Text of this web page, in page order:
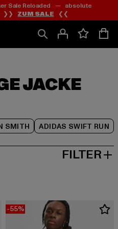
Zum
Inhalt
springen
Zum
Fußzeile
springen
Sale Reloaded — absolute
❯❯ ZUM SALE ❮❮
JACKE
SMITH ADIDAS SWIFT RUN
Zum
Produktraster
springen
FILTER
-55%